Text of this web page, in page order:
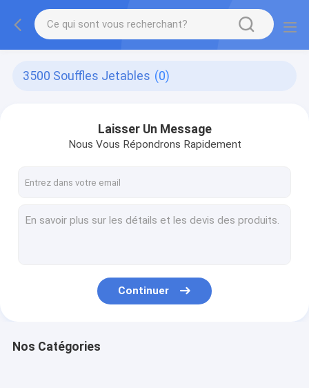
3500 Souffles Jetables (0)
Laisser Un Message
Nous Vous Répondrons Rapidement
Continuer
Nos Catégories